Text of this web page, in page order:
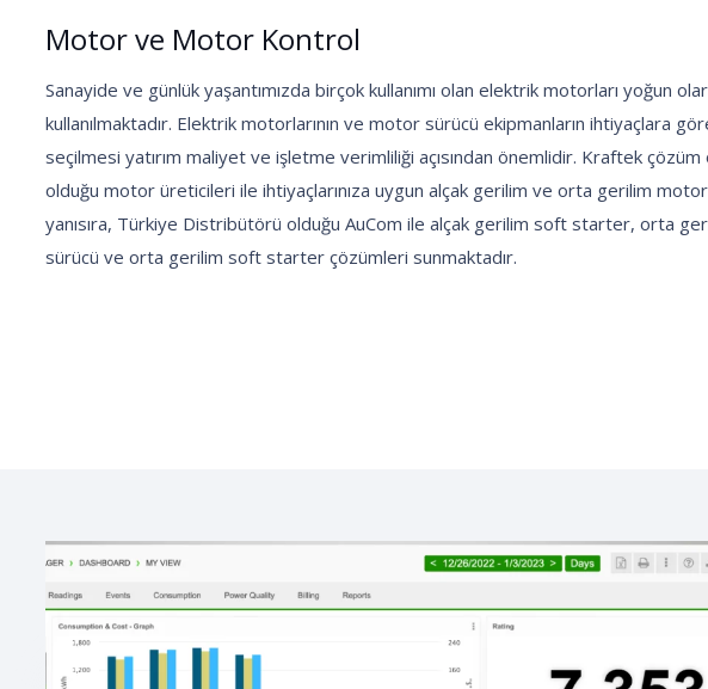
Motor ve Motor Kontrol
Sanayide ve günlük yaşantımızda birçok kullanımı olan elektrik motorları yoğun
kullanılmaktadır. Elektrik motorlarının ve motor sürücü ekipmanların ihtiyaçlara
seçilmesi yatırım maliyet ve işletme verimliliği açısından önemlidir. Kraftek çözüm
olduğu motor üreticileri ile ihtiyaçlarınıza uygun alçak gerilim ve orta gerilim
yanısıra, Türkiye Distribütörü olduğu AuCom ile alçak gerilim soft starter, orta
sürücü ve orta gerilim soft starter çözümleri sunmaktadır.